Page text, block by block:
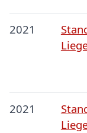
2021
2021